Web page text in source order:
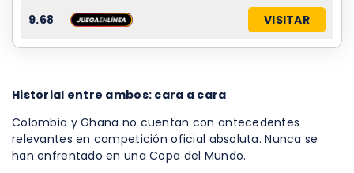
9.68 VISITAR
Historial entre ambos: cara a cara
Colombia y Ghana no cuentan con antecedentes
relevantes en competición oficial absoluta. Nunca se
han enfrentado en una Copa del Mundo.